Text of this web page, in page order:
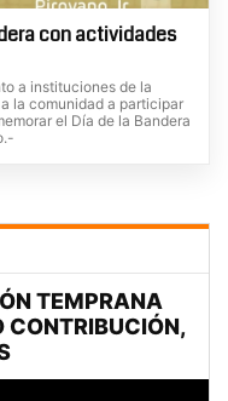
con actividades
a instituciones de la
la comunidad a participar
el Día de la Bandera